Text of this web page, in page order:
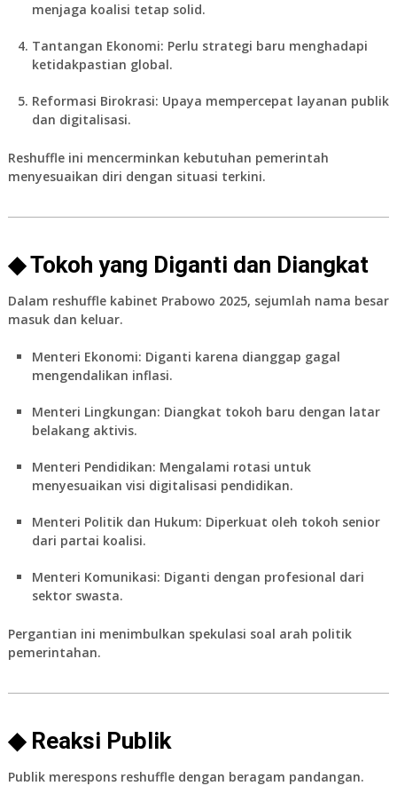
menjaga koalisi tetap solid.
Tantangan Ekonomi: Perlu strategi baru menghadapi
ketidakpastian global.
Reformasi Birokrasi: Upaya mempercepat layanan publik
dan digitalisasi.
Reshuffle ini mencerminkan kebutuhan pemerintah
menyesuaikan diri dengan situasi terkini.
◆ Tokoh yang Diganti dan Diangkat
Dalam reshuffle kabinet Prabowo 2025, sejumlah nama besar
masuk dan keluar.
Menteri Ekonomi: Diganti karena dianggap gagal
mengendalikan inflasi.
Menteri Lingkungan: Diangkat tokoh baru dengan latar
belakang aktivis.
Menteri Pendidikan: Mengalami rotasi untuk
menyesuaikan visi digitalisasi pendidikan.
Menteri Politik dan Hukum: Diperkuat oleh tokoh senior
dari partai koalisi.
Menteri Komunikasi: Diganti dengan profesional dari
sektor swasta.
Pergantian ini menimbulkan spekulasi soal arah politik
pemerintahan.
◆ Reaksi Publik
Publik merespons reshuffle dengan beragam pandangan.